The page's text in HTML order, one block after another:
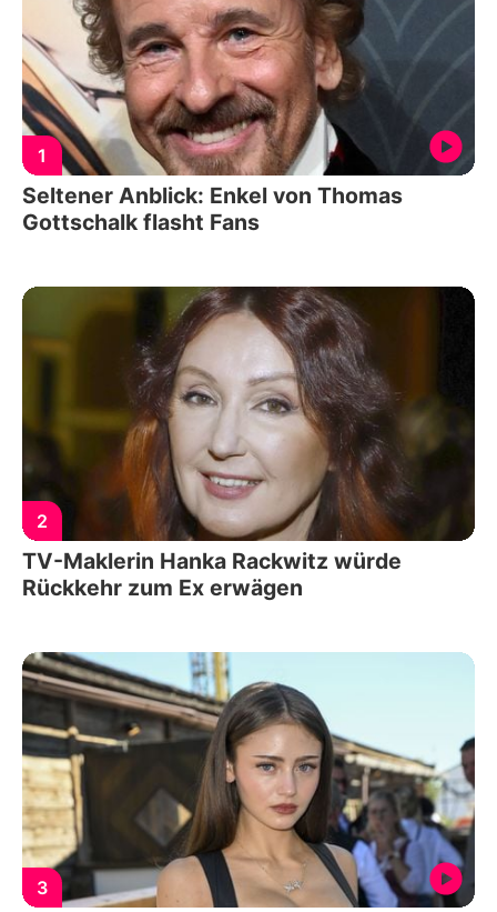
1
Seltener Anblick: Enkel von Thomas
Gottschalk flasht Fans
2
TV-Maklerin Hanka Rackwitz würde
Rückkehr zum Ex erwägen
3